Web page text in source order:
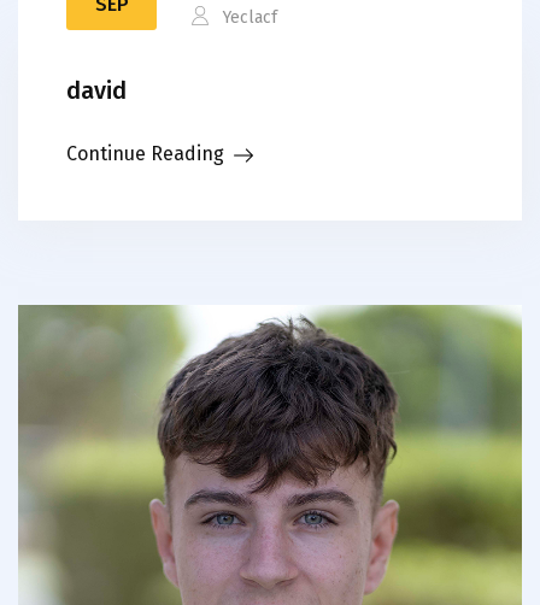
Yeclacf
david
Continue Reading